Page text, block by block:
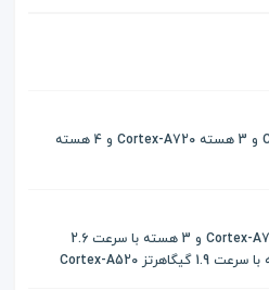
8 هسته ای 1 هسته Cortex-A720 و 3 هسته Cortex-A720 و 4 هسته
1 هسته با سرعت 2.9 گیگاهرتز Cortex-A720 و 3 هسته با سرعت 2.6